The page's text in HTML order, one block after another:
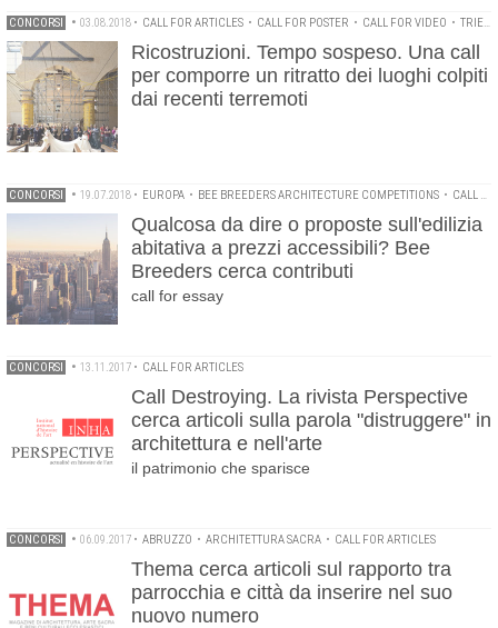
CONCORSI • 03.08.2018 • CALL FOR ARTICLES • CALL FOR POSTER • CALL FOR VIDEO • TRIENNALE DI MILANO
Ricostruzioni. Tempo sospeso. Una call
per comporre un ritratto dei luoghi colpiti
dai recenti terremoti
CONCORSI • 19.07.2018 • EUROPA • BEE BREEDERS ARCHITECTURE COMPETITIONS • CALL FOR ARTICLES
Qualcosa da dire o proposte sull'edilizia
abitativa a prezzi accessibili? Bee
Breeders cerca contributi
call for essay
CONCORSI • 13.11.2017 • CALL FOR ARTICLES
Call Destroying. La rivista Perspective
cerca articoli sulla parola "distruggere" in
architettura e nell'arte
il patrimonio che sparisce
CONCORSI • 06.09.2017 • ABRUZZO • ARCHITETTURA SACRA • CALL FOR ARTICLES
Thema cerca articoli sul rapporto tra
parrocchia e città da inserire nel suo
nuovo numero